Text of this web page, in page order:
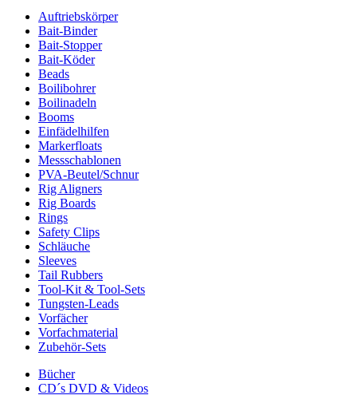
Auftriebskörper
Bait-Binder
Bait-Stopper
Bait-Köder
Beads
Boilibohrer
Boilinadeln
Booms
Einfädelhilfen
Markerfloats
Messschablonen
PVA-Beutel/Schnur
Rig Aligners
Rig Boards
Rings
Safety Clips
Schläuche
Sleeves
Tail Rubbers
Tool-Kit & Tool-Sets
Tungsten-Leads
Vorfächer
Vorfachmaterial
Zubehör-Sets
Bücher
CD´s DVD & Videos